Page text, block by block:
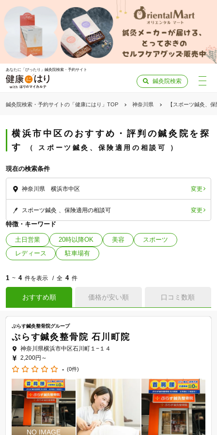
あなたに「ぴったり」鍼灸院検索・予約サイト
鍼灸院検索
鍼灸院検索・予約サイトの「健康にはり」TOP 神奈川県 【スポーツ鍼灸、
横浜市中区のおすすめ・評判の鍼灸院を探
す
スポーツ鍼灸、保険適用の相談可
現在の検索条件
神奈川県 横浜市中区 変更
スポーツ鍼灸 保険適用の相談可 変更
特徴・キーワード
土日営業 20時以降OK 美容
スポーツ
レディース
駐車場有
1 ~ 4 件を表示 全 4 件
おすすめ順 価格が安い順 口コミ数順
ぷらす鍼灸整骨院グループ
ぷらす鍼灸整骨院 石川町院
神奈川県横浜市中区石川町１−１４
2,200円～
- (0件)
「健康にはりを見た」